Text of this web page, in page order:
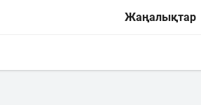
Жаңалықтар